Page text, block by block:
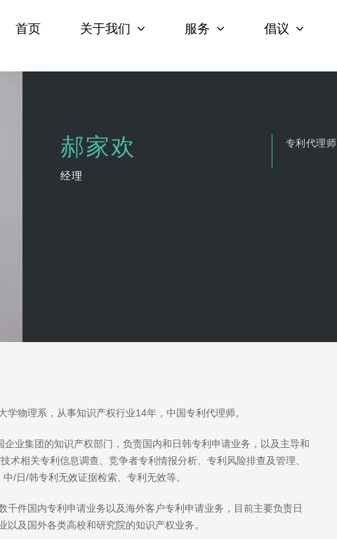
首页 关于我们 服务 倡议
郝家欢
经理
专利代理师
学物理系，从事知识产权行业14年，中国专利代理师。
企业集团的知识产权部门，负责国内和日韩专利申请业务，以及主导和
术相关专利信息调查、竞争者专利情报分析、专利风险排查及管理、
/日/韩专利无效证据检索、专利无效等。
千件国内专利申请业务以及海外客户专利申请业务，目前主要负责日
以及国外各类高校和研究院的知识产权业务。